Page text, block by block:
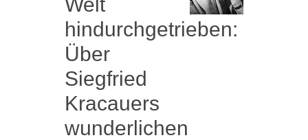
hindurchgetrieben:
Über
Siegfried
Kracauers
wunderlichen